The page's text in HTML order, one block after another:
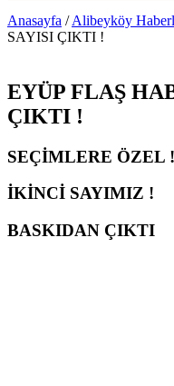
Anasayfa / Alibeyköy
SAYISI ÇIKTI !
EYÜP FLAŞ
ÇIKTI !
SEÇİMLERE ÖZEL !
İKİNCİ SAYIMIZ !
BASKIDAN ÇIKTI